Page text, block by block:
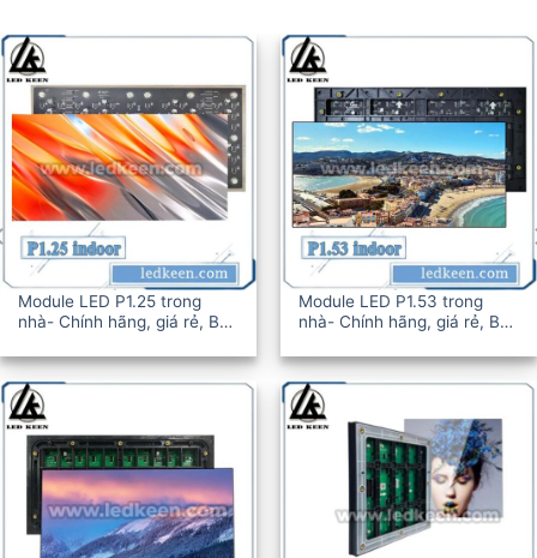
trong
giá rẻ, BH
Module LED P1.53 trong
nhà- Chính hãng, giá rẻ, BH
nhà- Chính
12-36T